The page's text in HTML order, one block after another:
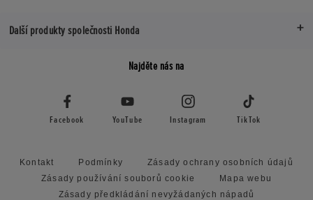
Další produkty společnosti Honda
Najděte nás na
Facebook YouTube Instagram TikTok
Kontakt Podmínky
Zásady ochrany osobních údajů
Zásady používání souborů cookie
Mapa webu
Zásady předkládání nevyžádaných nápadů